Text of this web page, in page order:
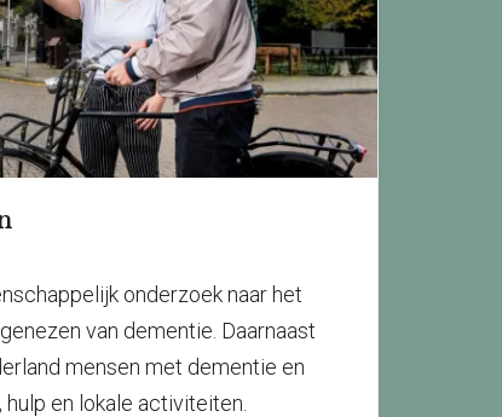
onderzoek naar het
van dementie. Daarnaast
mensen met dementie en
en lokale activiteiten.